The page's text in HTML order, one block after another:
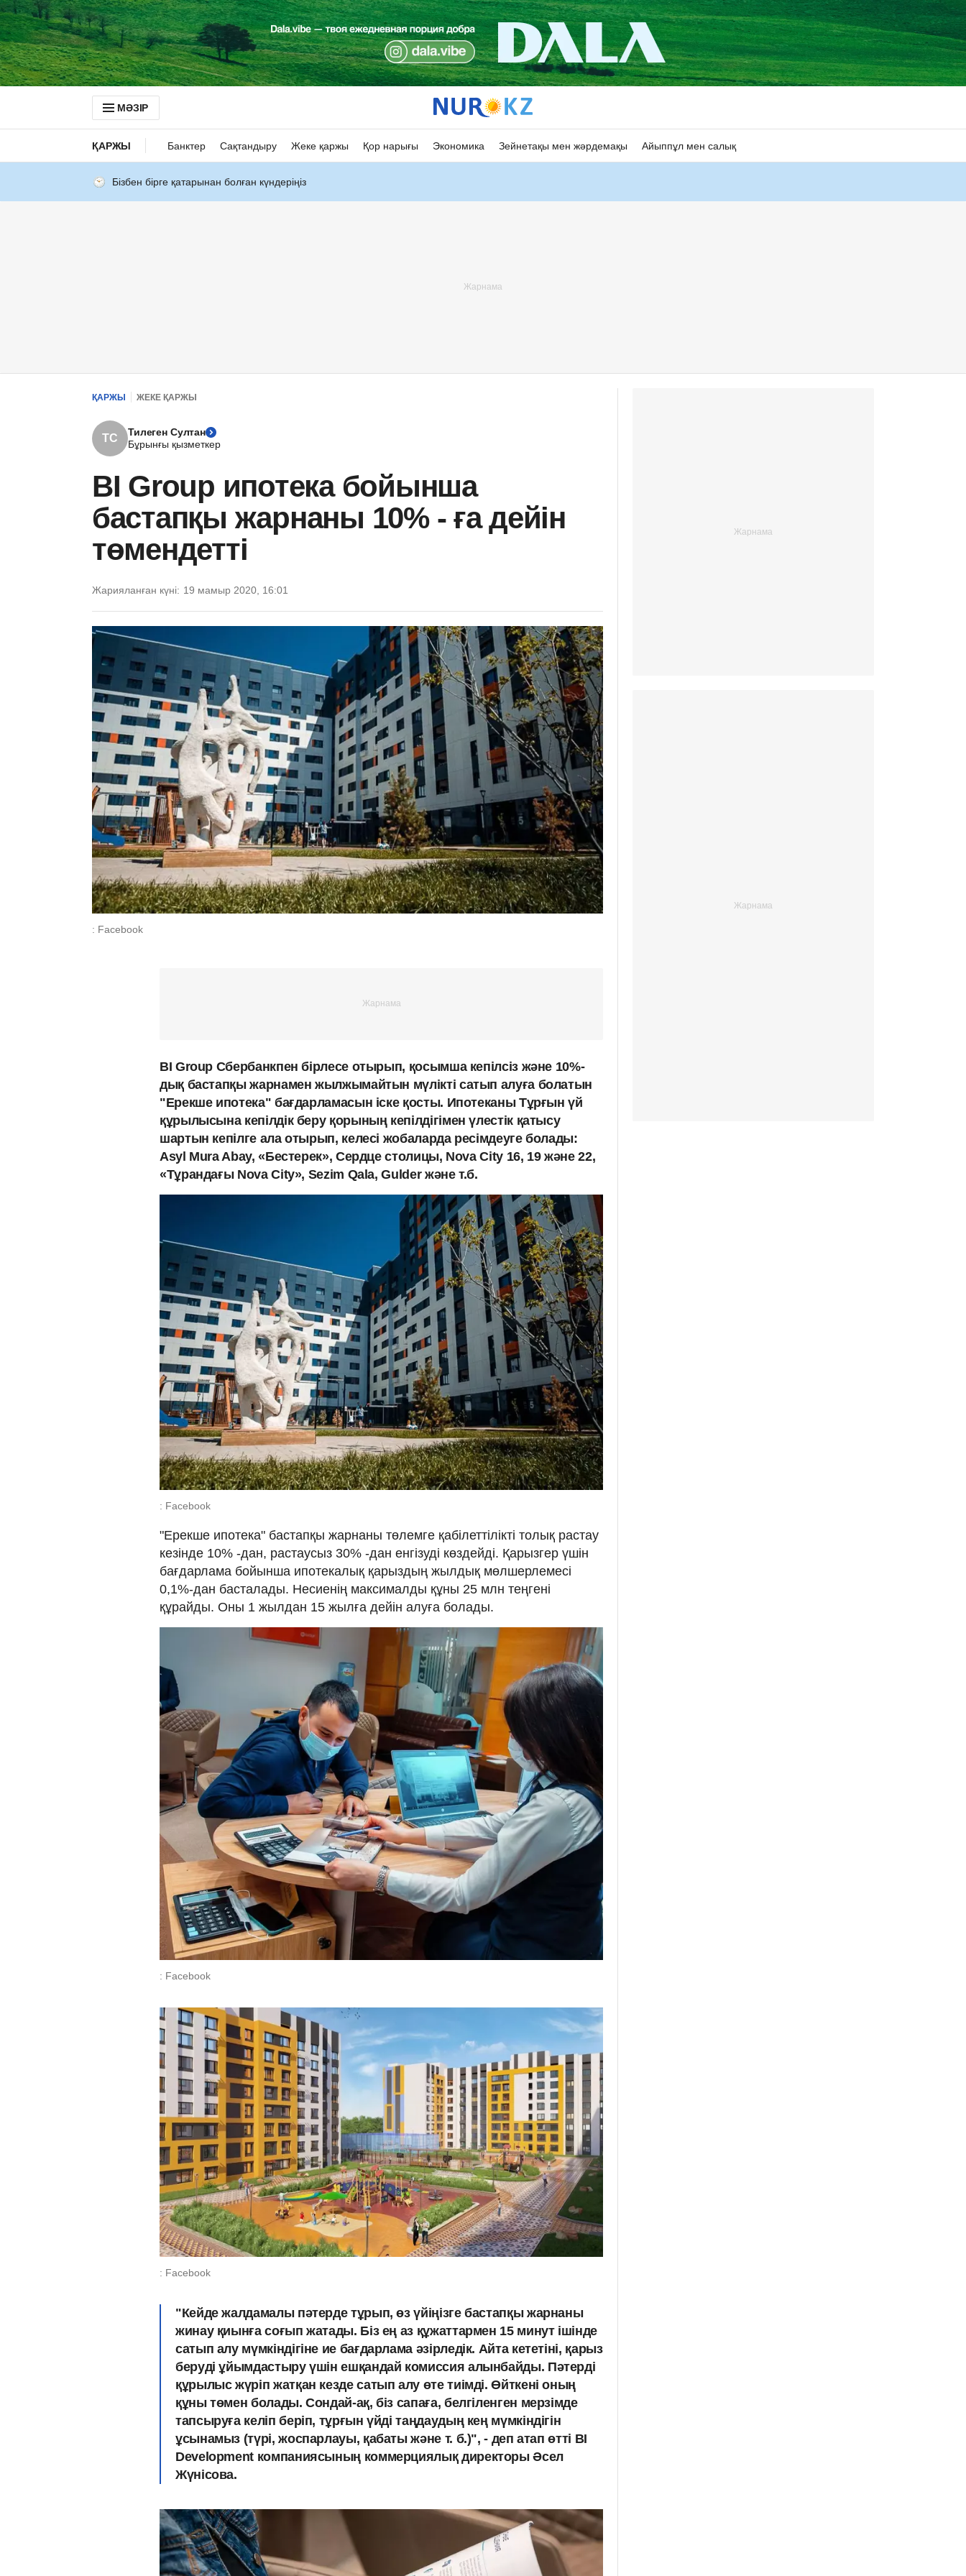
МӘЗІР
ҚАРЖЫ Банктер Сақтандыру Жеке қаржы Қор нарығы Экономика Зейнетақы мен жәрдемақы Айыппұл мен салық
Бізбен бірге қатарынан болған күндеріңіз
ҚАРЖЫ ЖЕКЕ ҚАРЖЫ
ТС
Тилеген Султан
Бұрынғы қызметкер
BI Group ипотека бойынша
бастапқы жарнаны 10% - ға дейін
төмендетті
Жарияланған күні: 19 мамыр 2020, 16:01
: Facebook
BI Group Сбербанкпен бірлесе отырып, қосымша кепілсіз және 10%-
дық бастапқы жарнамен жылжымайтын мүлікті сатып алуға болатын
"Ерекше ипотека" бағдарламасын іске қосты. Ипотеканы Тұрғын үй
құрылысына кепілдік беру қорының кепілдігімен үлестік қатысу
шартын кепілге ала отырып, келесі жобаларда ресімдеуге болады:
Asyl Mura Abay, «Бестерек», Сердце столицы, Nova City 16, 19 және 22,
«Тұрандағы Nova City», Sezim Qala, Gulder және т.б.
: Facebook
"Ерекше ипотека" бастапқы жарнаны төлемге қабілеттілікті толық растау
кезінде 10% -дан, растаусыз 30% -дан енгізуді көздейді. Қарызгер үшін
бағдарлама бойынша ипотекалық қарыздың жылдық мөлшерлемесі
0,1%-дан басталады. Несиенің максималды құны 25 млн теңгені
құрайды. Оны 1 жылдан 15 жылға дейін алуға болады.
: Facebook
: Facebook
"Кейде жалдамалы пәтерде тұрып, өз үйіңізге бастапқы жарнаны
жинау қиынға соғып жатады. Біз ең аз құжаттармен 15 минут ішінде
сатып алу мүмкіндігіне ие бағдарлама әзірледік. Айта кететіні, қарыз
беруді ұйымдастыру үшін ешқандай комиссия алынбайды. Пәтерді
құрылыс жүріп жатқан кезде сатып алу өте тиімді. Өйткені оның
құны төмен болады. Сондай-ақ, біз сапаға, белгіленген мерзімде
тапсыруға келіп беріп, тұрғын үйді таңдаудың кең мүмкіндігін
ұсынамыз (түрі, жоспарлауы, қабаты және т. б.)", - деп атап өтті BI
Development компаниясының коммерциялық директоры Әсел
Жүнісова.